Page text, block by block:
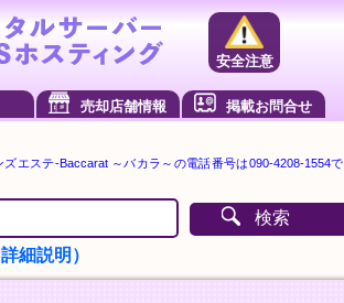
安全注意
売却店舗情報 掲載お問合せ
ズエステ-Baccarat ～バカラ～の電話番号は090-4208-1554で
検索
細説明）